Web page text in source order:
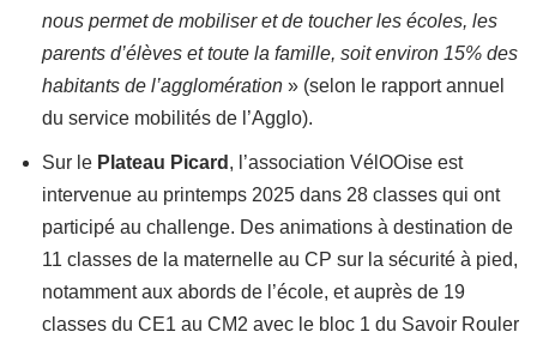
nous permet de mobiliser et de toucher les écoles, les
parents d’élèves et toute la famille, soit environ 15% des
habitants de l’agglomération » (selon le rapport annuel
du service mobilités de l’Agglo).
Sur le Plateau Picard , l’association VélOOise est
intervenue au printemps 2025 dans 28 classes qui ont
participé au challenge. Des animations à destination de
11 classes de la maternelle au CP sur la sécurité à pied,
notamment aux abords de l’école, et auprès de 19
classes du CE1 au CM2 avec le bloc 1 du Savoir Rouler